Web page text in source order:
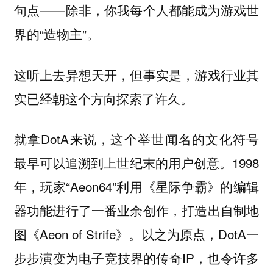
句点——除非，你我每个人都能成为游戏世
界的“造物主”。
这听上去异想天开，但事实是，游戏行业其
实已经朝这个方向探索了许久。
就拿DotA来说，这个举世闻名的文化符号
最早可以追溯到上世纪末的用户创意。1998
年，玩家“Aeon64”利用《星际争霸》的编辑
器功能进行了一番业余创作，打造出自制地
图《Aeon of Strife》。以之为原点，DotA一
步步演变为电子竞技界的传奇IP，也令许多